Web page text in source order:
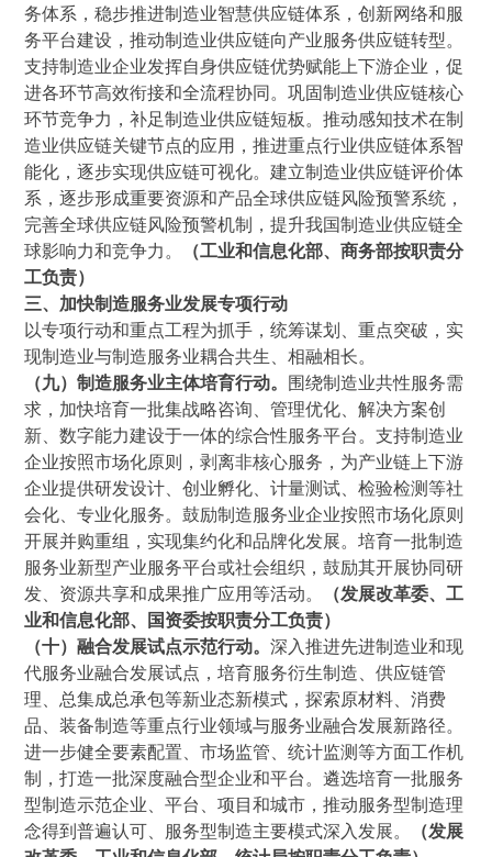
务体系，稳步推进制造业智慧供应链体系，创新网络和服
务平台建设，推动制造业供应链向产业服务供应链转型。
支持制造业企业发挥自身供应链优势赋能上下游企业，促
进各环节高效衔接和全流程协同。巩固制造业供应链核心
环节竞争力，补足制造业供应链短板。推动感知技术在制
造业供应链关键节点的应用，推进重点行业供应链体系智
能化，逐步实现供应链可视化。建立制造业供应链评价体
系，逐步形成重要资源和产品全球供应链风险预警系统，
完善全球供应链风险预警机制，提升我国制造业供应链全
球影响力和竞争力。
（工业和信息化部、商务部按职责分
工负责）
三、加快制造服务业发展专项行动
以专项行动和重点工程为抓手，统筹谋划、重点突破，实
现制造业与制造服务业耦合共生、相融相长。
（九）制造服务业主体培育行动。 围绕制造业共性服务需
求，加快培育一批集战略咨询、管理优化、解决方案创
新、数字能力建设于一体的综合性服务平台。支持制造业
企业按照市场化原则，剥离非核心服务，为产业链上下游
企业提供研发设计、创业孵化、计量测试、检验检测等社
会化、专业化服务。鼓励制造服务业企业按照市场化原则
开展并购重组，实现集约化和品牌化发展。培育一批制造
服务业新型产业服务平台或社会组织，鼓励其开展协同研
发、资源共享和成果推广应用等活动。
（发展改革委、工
业和信息化部、国资委按职责分工负责）
（十）融合发展试点示范行动。深入推进先进制造业和现
代服务业融合发展试点，培育服务衍生制造、供应链管
理、总集成总承包等新业态新模式，探索原材料、消费
品、装备制造等重点行业领域与服务业融合发展新路径。
进一步健全要素配置、市场监管、统计监测等方面工作机
制，打造一批深度融合型企业和平台。遴选培育一批服务
型制造示范企业、平台、项目和城市，推动服务型制造理
念得到普遍认可、服务型制造主要模式深入发展。
（发展